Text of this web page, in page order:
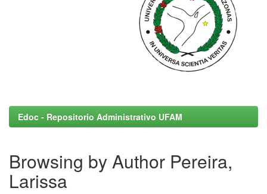
Edoc - Repositorio Administrativo UFAM
Browsing by Author Pereira,
Larissa